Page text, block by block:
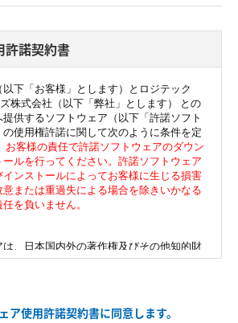
許諾契約書
ア使用許諾契約書に同意します。